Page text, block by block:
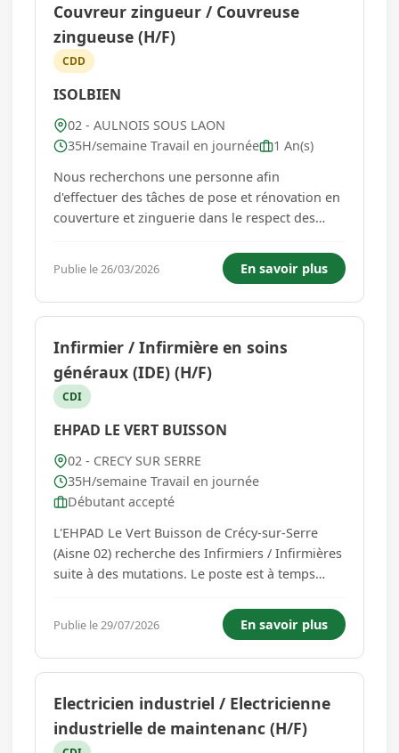
Couvreur zingueur / Couvreuse
zingueuse (H/F)
CDD
ISOLBIEN
02 - AULNOIS SOUS LAON
35H/semaine Travail en journée
1 An(s)
Nous recherchons une personne afin
d'effectuer des tâches de pose et rénovation en
couverture et zinguerie dans le respect des
Monter et installer les échafaudages et les
systèmes de protection. - Approvisionner le
chantier en matériaux. - Scier ...
Publie le 26/03/2026 En savoir plus
Infirmier / Infirmière en soins
généraux (IDE) (H/F)
CDI
EHPAD LE VERT BUISSON
02 - CRECY SUR SERRE
35H/semaine Travail en journée
Débutant accepté
L'EHPAD Le Vert Buisson de Crécy-sur-Serre
(Aisne 02) recherche des Infirmiers / Infirmières
suite à des mutations. Le poste est à temps
Dispenser des soins de nature préventive,
curative ou palliative, visant à promouvoir,
maintenir et restaure...
Publie le 29/07/2026 En savoir plus
Electricien industriel / Electricienne
industrielle de maintenanc (H/F)